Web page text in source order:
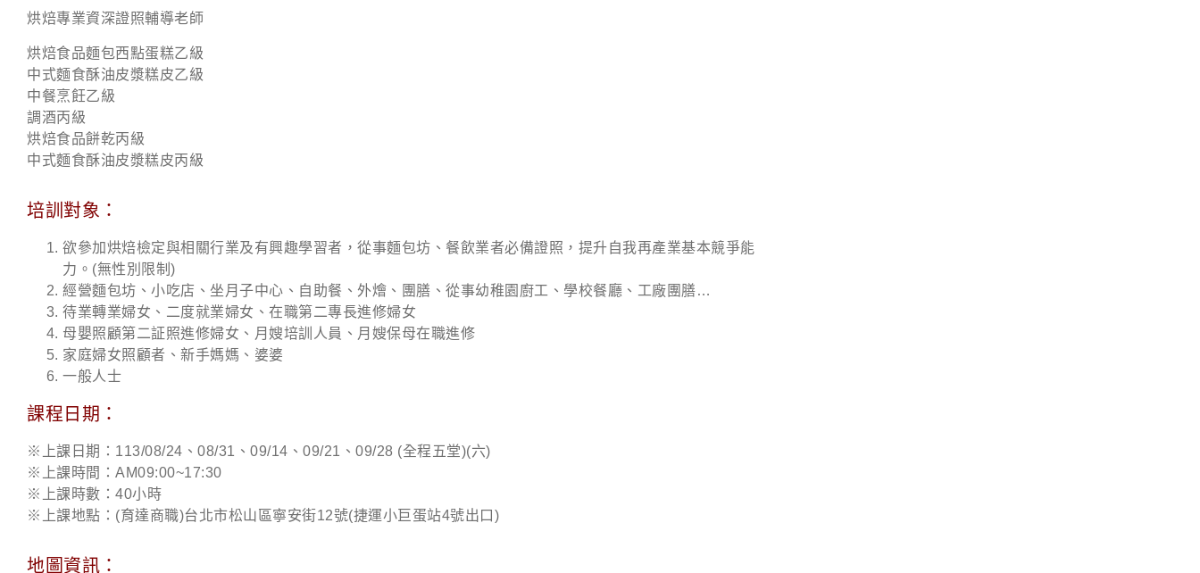
烘焙專業資深證照輔導老師
烘焙食品麵包西點蛋糕乙級
中式麵食酥油皮漿糕皮乙級
中餐烹飪乙級
調酒丙級
烘焙食品餅乾丙級
中式麵食酥油皮漿糕皮丙級
培訓對象：
欲參加烘焙檢定與相關行業及有興趣學習者，從事麵包坊、餐飲業者必備證照，提升自我再產業基本競爭能
力。(無性別限制)
經營麵包坊、小吃店、坐月子中心、自助餐、外燴、團膳、從事幼稚園廚工、學校餐廳、工廠團膳…
待業轉業婦女、二度就業婦女、在職第二專長進修婦女
母嬰照顧第二証照進修婦女、月嫂培訓人員、月嫂保母在職進修
家庭婦女照顧者、新手媽媽、婆婆
一般人士
課程日期：
※上課日期：113/08/24、08/31、09/14、09/21、09/28 (全程五堂)(六)
※上課時間：AM09:00~17:30
※上課時數：40小時
※上課地點：(育達商職)台北市松山區寧安街12號(捷運小巨蛋站4號出口)
地圖資訊：